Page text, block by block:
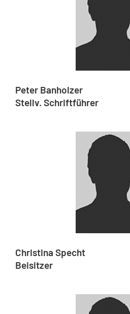
Peter Banholzer
Stellv. Schriftführer
Christina Specht
Beisitzer